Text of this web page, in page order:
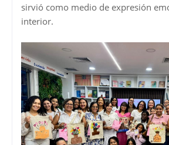
sirvió como medio de expresión
interior.